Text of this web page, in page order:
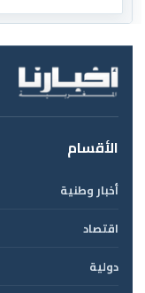
الأقسام
أخبار وطنية
اقتصاد
دولية